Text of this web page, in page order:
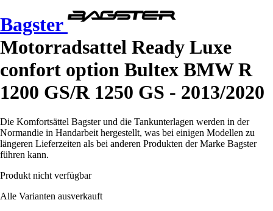
Bagster
Motorradsattel Ready Luxe
confort option Bultex BMW R
1200 GS/R 1250 GS - 2013/2020
Die Komfortsättel Bagster und die Tankunterlagen werden in der
Normandie in Handarbeit hergestellt, was bei einigen Modellen zu
längeren Lieferzeiten als bei anderen Produkten der Marke Bagster
führen kann.
Produkt nicht verfügbar
Alle Varianten ausverkauft